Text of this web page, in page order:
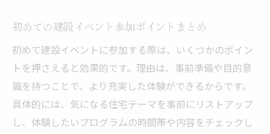
建設イベント活用で会社の姿勢を比較検討
建設担当者と直接話せる貴重な機会とは
建設会社選定に役立つイベント参加体験
イベントで知る建設会社の特徴と強み
建設イベント参加で広がる家族の思い出作り
家族で建設体験が思い出になる理由とは
初めての建設イベント参加ポイントまとめ
初めて建設イベントに参加する際は、いくつかのポイン
トを押さえると効果的です。理由は、事前準備や目的意
識を持つことで、より充実した体験ができるからです。
具体的には、気になる住宅テーマを事前にリストアップ
し、体験したいプログラムの時間帯や内容をチェックし